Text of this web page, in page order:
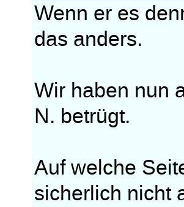
Wenn er es
das anders.
Wir haben nun
N. betrügt.
Auf welche
sicherlich nicht